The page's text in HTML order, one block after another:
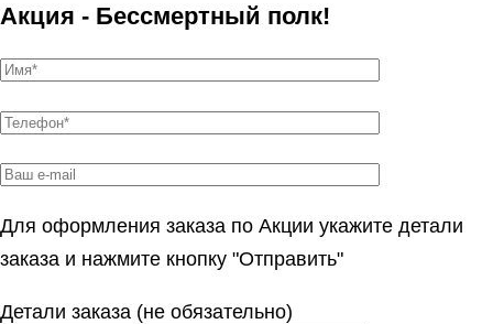
Акция - Бессмертный полк!
Для оформления заказа по Акции укажите детали
заказа и нажмите кнопку "Отправить"
Детали заказа (не обязательно)